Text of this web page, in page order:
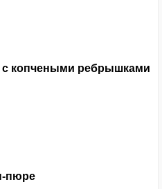
с копчеными ребрышками
пюре